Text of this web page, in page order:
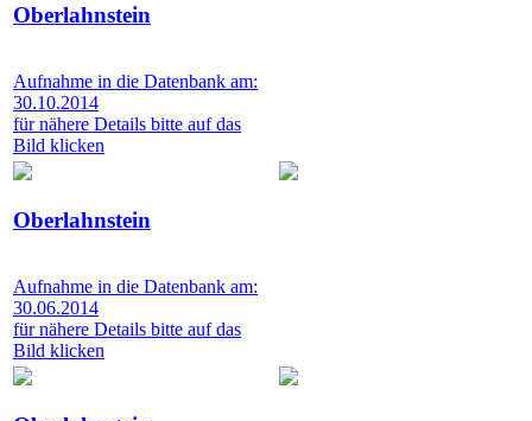
Oberlahnstein
Aufnahme in die Datenbank am:
30.10.2014
für nähere Details bitte auf das
Bild klicken
Oberlahnstein
Aufnahme in die Datenbank am:
30.06.2014
für nähere Details bitte auf das
Bild klicken